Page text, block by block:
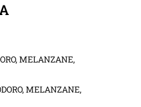
MELANZANE,
MELANZANE,